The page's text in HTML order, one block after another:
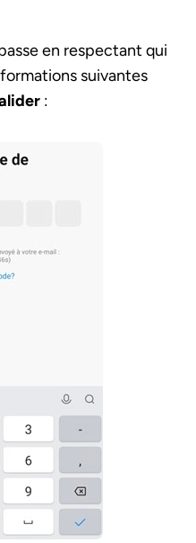
en respectant qui
suivantes
: